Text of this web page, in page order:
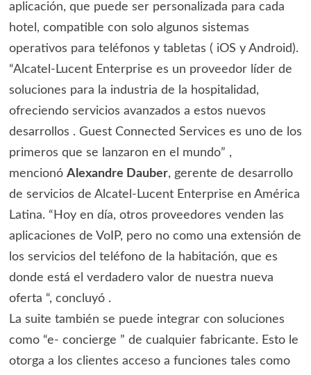
aplicación, que puede ser personalizada para cada
hotel, compatible con solo algunos sistemas
operativos para teléfonos y tabletas ( iOS y Android).
“Alcatel-Lucent Enterprise es un proveedor líder de
soluciones para la industria de la hospitalidad,
ofreciendo servicios avanzados a estos nuevos
desarrollos . Guest Connected Services es uno de los
primeros que se lanzaron en el mundo” ,
mencionó Alexandre Dauber, gerente de desarrollo
de servicios de Alcatel-Lucent Enterprise en América
Latina. “Hoy en día, otros proveedores venden las
aplicaciones de VoIP, pero no como una extensión de
los servicios del teléfono de la habitación, que es
donde está el verdadero valor de nuestra nueva
oferta “, concluyó .
La suite también se puede integrar con soluciones
como “e- concierge ” de cualquier fabricante. Esto le
otorga a los clientes acceso a funciones tales como